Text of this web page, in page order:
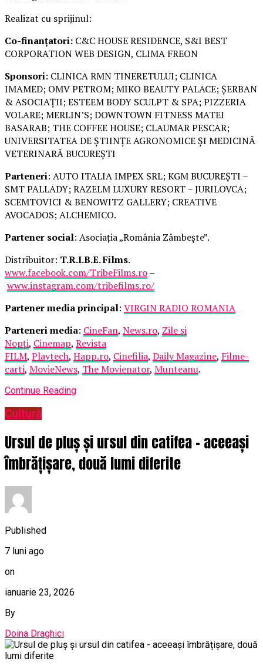
Realizat cu sprijinul:
Co-finanțatori: C&C HOUSE RESIDENCE, S&I BEST
CORPORATION WEB DESIGN, CLIMA FREON
Sponsori: CLINICA RMN TINERETULUI; CLINICA
IMAMED; OMV PETROM; MIKO BEAUTY PALACE; ȘERBAN
& ASOCIAȚII; ESTEEM BODY SCULPT & SPA; PIZZERIA
VOLARE; MERLIN’S; DOWNTOWN FITNESS MATEI
BASARAB; THE COFFEE HOUSE; CLAUMAR PESCAR;
UNIVERSITATEA DE ȘTIINȚE AGRONOMICE ȘI MEDICINĂ
VETERINARĂ BUCUREȘTI
Parteneri: AUTO ITALIA IMPEX SRL; KGM BUCUREȘTI –
SMT PALLADY; RAZELM LUXURY RESORT – JURILOVCA;
SCEMTOVICI & BENOWITZ GALLERY; CREATIVE
AVOCADOS; ALCHEMICO.
Partener social: Asociația „România Zâmbește”.
Distribuitor: T.R.I.B.E. Films.
www.facebook.com/TribeFilms.ro–
www.instagram.com/tribefilms.ro/
Partener media principal: VIRGIN RADIO ROMANIA
Parteneri media: CineFan, News.ro, Zile și
Nopți, Cinemap, Revista
FILM, Playtech, Happ.ro, Cinefilia, Daily Magazine, Filme-
carti, MovieNews, The Movienator, Munteanu.
Continue Reading
Cultură
Ursul de pluș și ursul din catifea – aceeași
îmbrățișare, două lumi diferite
Published
7 luni ago
on
ianuarie 23, 2026
By
Doina Draghici